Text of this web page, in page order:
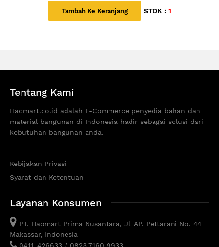
STOK : 1
Tentang Kami
Haomart.co.id adalah E-Commerce penyedia bahan dan
material bangunan di Indonesia hadir sebagai solusi dari
kebutuhan bangunan anda.
Kebijakan Privasi
Syarat dan Ketentuan
Layanan Konsumen
PT. Haomart Prima Nusantara, Jl. AP. Pettarani No. 44
Makassar, Indonesia
0411-426633 / 0823 7160 9933